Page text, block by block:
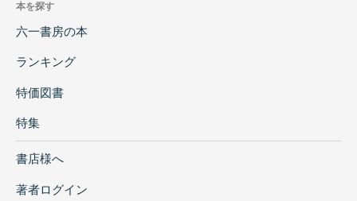
本を探す
六一書房の本
ランキング
特価図書
特集
書店様へ
著者ログイン